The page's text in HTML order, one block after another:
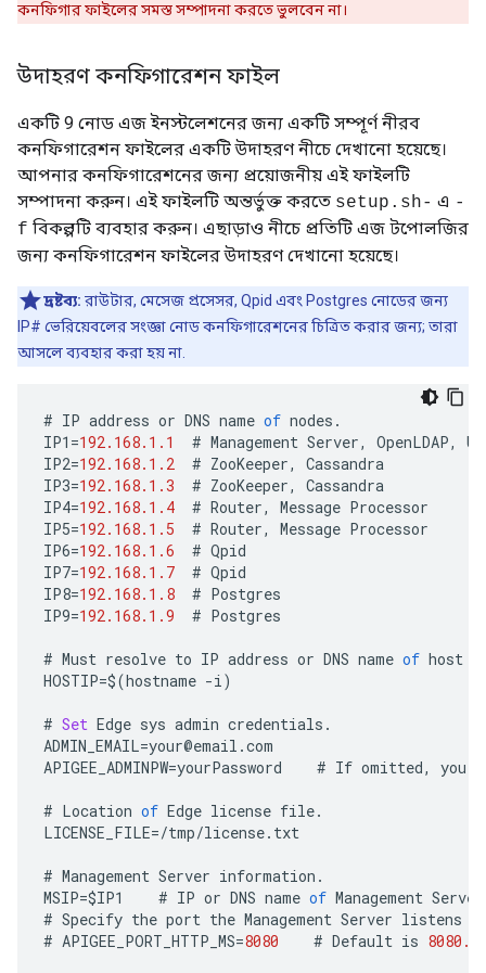
কনফিগার ফাইলের সমস্ত সম্পাদনা করতে ভুলবেন না।
উদাহরণ কনফিগারেশন ফাইল
একটি 9 নোড এজ ইনস্টলেশনের জন্য একটি সম্পূর্ণ নীরব
কনফিগারেশন ফাইলের একটি উদাহরণ নীচে দেখানো হয়েছে।
আপনার কনফিগারেশনের জন্য প্রয়োজনীয় এই ফাইলটি
সম্পাদনা করুন। এই ফাইলটি অন্তর্ভুক্ত করতে setup.sh- এ -
f বিকল্পটি ব্যবহার করুন। এছাড়াও নীচে প্রতিটি এজ টপোলজির
জন্য কনফিগারেশন ফাইলের উদাহরণ দেখানো হয়েছে।
দ্রষ্টব্য: রাউটার, মেসেজ প্রসেসর, Qpid এবং Postgres নোডের জন্য
IP# ভেরিয়েবলের সংজ্ঞা নোড কনফিগারেশনের চিত্রিত করার জন্য; তারা
আসলে ব্যবহার করা হয় না.
# IP address or DNS name of nodes .
IP1 =192.168.1.1 # Management Server, OpenLDAP, UI
IP2=192.168.1.2 # ZooKeeper,
Cassandra
IP3=192.168.1.3 # ZooKeeper,
Cassandra
IP4=192.168.1.4 # Router, Message Processor
IP5=192.168.1.5 # Router, Message Processor
IP6=192.168.1.6 # Qpid
IP7=192.168.1.7 # Qpid
IP8=192.168.1.8 # Postgres
IP9=192.168.1.9 # Postgres
# Must resolve to IP address or DNS name of host
HOSTIP=$(hostname -i)
# Set Edge sys admin credentials .
ADMIN_EMAIL=your@email .com
APIGEE_ADMINPW=yourPassword # If omitted, you
# Location of Edge license file.
LICENSE_FILE=/tmp/license.txt
# Management Server information .
MSIP=$IP1 # IP or DNS name of Management Server
# Specify the port the Management Server listens
# APIGEE_PORT_HTTP_MS=8080 # Default is 8080.